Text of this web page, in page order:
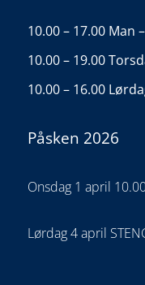
10.00 – 17.00 Man
10.00 – 19.00
10.00 – 16.00
Påsken 2026
Onsdag 1 april
Lørdag 4 april